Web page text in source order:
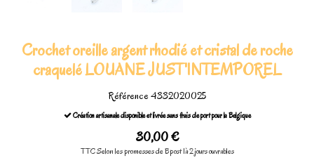
Crochet oreille argent rhodié et cristal de roche
craquelé LOUANE JUST'INTEMPOREL
Référence4332020025
Création artisanale disponible et livrée sans frais de port pour la Belgique
30,00 €
TTCSelon les promesses de Bpost 1à 2 jours ouvrables